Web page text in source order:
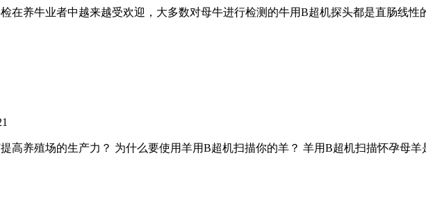
在养牛业者中越来越受欢迎，大多数对母牛进行检测的牛用B超机探头都是直肠线
高养殖场的生产力？ 为什么要使用羊用B超机扫描你的羊？ 羊用B超机扫描怀孕母